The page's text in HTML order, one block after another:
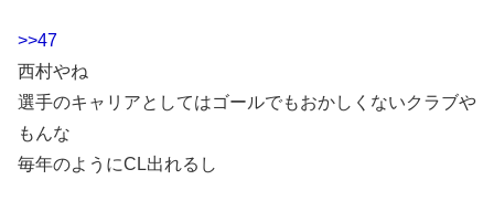
>>47
西村やね
選手のキャリアとしてはゴールでもおかしくないクラブや
もんな
毎年のようにCL出れるし